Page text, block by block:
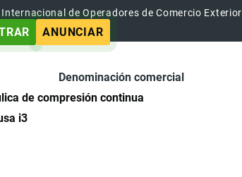
de Operadores de Comercio Exterior
ANUNCIAR
Denominación comercial
de compresión continua
i3